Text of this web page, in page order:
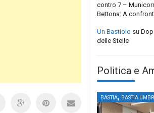
contro 7 –
Bettona: A
Un Bastiolo su
delle Stelle
Politica e
BASTIA, BASTIA